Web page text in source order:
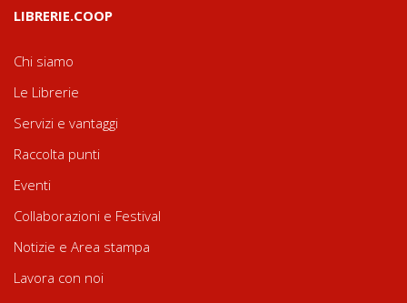
LIBRERIE.COOP
Chi siamo
Le Librerie
Servizi e vantaggi
Raccolta punti
Eventi
Collaborazioni e Festival
Notizie e Area stampa
Lavora con noi